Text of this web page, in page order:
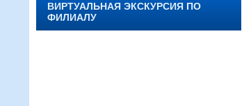
ВИРТУАЛЬНАЯ ЭКСКУРСИЯ ПО
ФИЛИАЛУ